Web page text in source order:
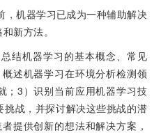
，机器学习已成为一种辅助解决
新方法。
结机器学习的基本概念、常见
述机器学习在环境分析检测领
；3）识别当前应用机器学习技
战，并探讨解决这些挑战的潜
提供创新的想法和解决方案，